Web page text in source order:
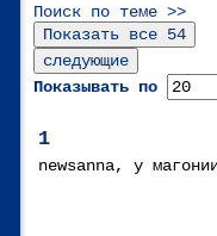
Поиск по теме >>
Показывать по
1
newsanna, у